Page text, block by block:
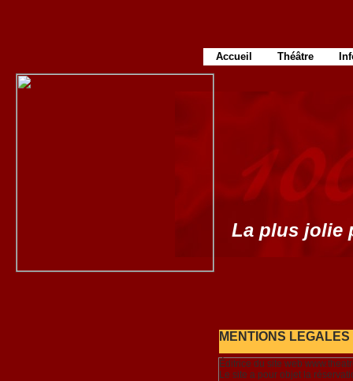
MENTIONS LEGALES
Éditrice du site web
Le site a pour objet la
La plus jolie
Accueil Théâtre